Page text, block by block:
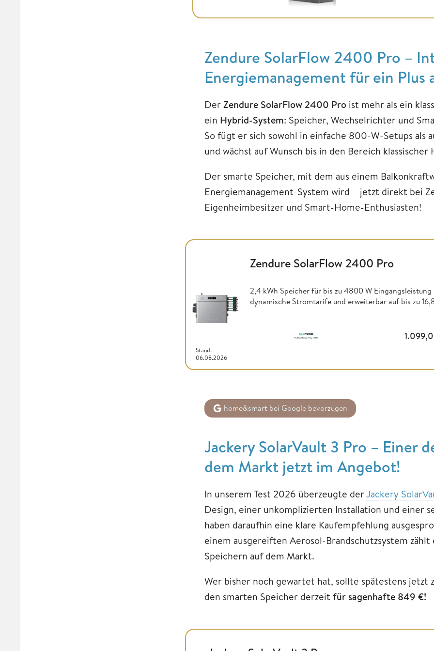
Zendure SolarFlow 2400 Pro –
Energiemanagement für ein Plus
DerZendure SolarFlow 2400 Pro ist mehr als ein
ein Hybrid-System: Speicher, Wechselrichter und
So fügt er sich sowohl in einfache 800-W-Setups als
und wächst auf Wunsch bis in den Bereich klassischer
Der smarte Speicher, mit dem aus einem
Energiemanagement-System wird – jetzt direkt bei
Eigenheimbesitzer und Smart-Home-Enthusiasten!
Stand:
06.08.2026
Zendure SolarFlow 2400 Pro
2,4 kWh Speicher für bis zu 4800 W
dynamische Stromtarife und erweiterbar auf bis zu
home&smart bei Google bevorzugen
Jackery SolarVault 3 Pro – Einer
dem Markt jetzt im Angebot!
In unserem Test 2026 überzeugte derJackery
Design, einer unkomplizierten Installation und einer
haben daraufhin eine klare Kaufempfehlung
einem ausgereiften Aerosol-Brandschutzsystem
Speichern auf dem Markt.
Wer bisher noch gewartet hat, sollte spätestens jetzt
den smarten Speicher derzeit für sagenhafte 849 €!